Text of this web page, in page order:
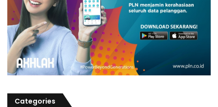
Categories